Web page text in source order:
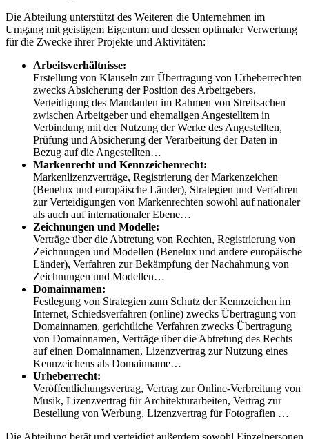
Die Abteilung unterstützt des Weiteren die Unternehmen im
Umgang mit geistigem Eigentum und dessen optimaler Verwertung
für die Zwecke ihrer Projekte und Aktivitäten:
Arbeitsverhältnisse:
Erstellung von Klauseln zur Übertragung von Urheberrechten
zwecks Absicherung der Position des Arbeitgebers,
Verteidigung des Mandanten im Rahmen von Streitsachen
zwischen Arbeitgeber und ehemaligen Angestelltem in
Verbindung mit der Nutzung der Werke des Angestellten,
Prüfung und Absicherung der Verarbeitung der Daten in
Bezug auf die Angestellten…
Markenrecht und Kennzeichenrecht:
Markenlizenzverträge, Registrierung der Markenzeichen
(Benelux und europäische Länder), Strategien und Verfahren
zur Verteidigungen von Markenrechten sowohl auf nationaler
als auch auf internationaler Ebene…
Zeichnungen und Modelle:
Verträge über die Abtretung von Rechten, Registrierung von
Zeichnungen und Modellen (Benelux und andere europäische
Länder), Verfahren zur Bekämpfung der Nachahmung von
Zeichnungen und Modellen…
Domainnamen:
Festlegung von Strategien zum Schutz der Kennzeichen im
Internet, Schiedsverfahren (online) zwecks Übertragung von
Domainnamen, gerichtliche Verfahren zwecks Übertragung
von Domainnamen, Verträge über die Abtretung des Rechts
auf einen Domainnamen, Lizenzvertrag zur Nutzung eines
Kennzeichens als Domainname…
Urheberrecht:
Veröffentlichungsvertrag, Vertrag zur Online-Verbreitung von
Musik, Lizenzvertrag für Architekturarbeiten, Vertrag zur
Bestellung von Werbung, Lizenzvertrag für Fotografien …
Die Abteilung berät und verteidigt außerdem sowohl Einzelpersonen